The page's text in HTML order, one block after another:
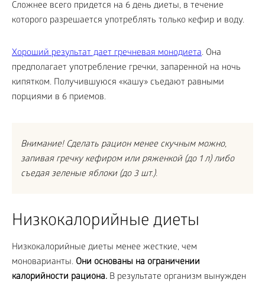
Сложнее всего придется на 6 день диеты, в течение
которого разрешается употреблять только кефир и воду.
Хороший результат дает гречневая монодиета. Она
предполагает употребление гречки, запаренной на ночь
кипятком. Получившуюся «кашу» съедают равными
порциями в 6 приемов.
Внимание! Сделать рацион менее скучным можно,
запивая гречку кефиром или ряженкой (до 1 л) либо
съедая зеленые яблоки (до 3 шт.).
Низкокалорийные диеты
Низкокалорийные диеты менее жесткие, чем
моноварианты. Они основаны на ограничении
калорийности рациона. В результате организм вынужден